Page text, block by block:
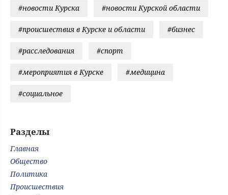
#новости Курска #новости Курской области
#происшествия в Курске и области #бизнес
#расследования #спорт
#мероприятия в Курске #медицина
#социальное
Разделы
Главная
Общество
Политика
Происшествия